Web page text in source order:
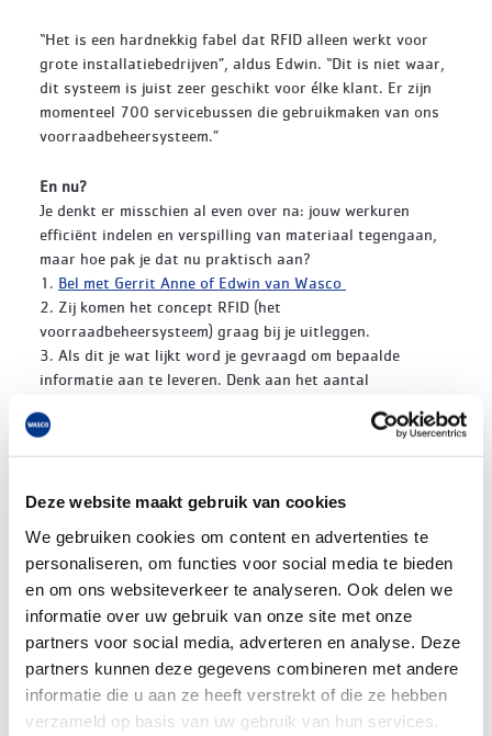
Deze website maakt gebruik van cookies
We gebruiken cookies om content en advertenties te
personaliseren, om functies voor social media te bieden
en om ons websiteverkeer te analyseren. Ook delen we
informatie over uw gebruik van onze site met onze
partners voor social media, adverteren en analyse. Deze
partners kunnen deze gegevens combineren met andere
informatie die u aan ze heeft verstrekt of die ze hebben
verzameld op basis van uw gebruik van hun services.
“Het is een hardnekkig fabel dat RFID alleen werkt voor
grote installatiebedrijven”, aldus Edwin. “Dit is niet waar,
dit systeem is juist zeer geschikt voor élke klant. Er zijn
momenteel 700 servicebussen die gebruikmaken van ons
voorraadbeheersysteem.”
En nu?
Je denkt er misschien al even over na: jouw werkuren
efficiënt indelen en verspilling van materiaal tegengaan,
maar hoe pak je dat nu praktisch aan?
1. Bel met Gerrit Anne of Edwin van Wasco
2. Zij komen het concept RFID (het
voorraadbeheersysteem) graag bij je uitleggen.
3. Als dit je wat lijkt word je gevraagd om bepaalde
informatie aan te leveren. Denk aan het aantal
je nu onderhoud uitvoert.
5. Wasco bouwt de bus van jouw installateur om naar een
6. 2x per jaar is er controle van de busvoorraad en wordt
er advies gedaan wat erin en eruit kan op basis van de
praktijkervaring van de monteur.
7. Er wordt gewerkt met een jaarplanning, dus jouw
service voorraad wordt altijd op tijd aangevuld en
aangepast!
Tekst gaat verder onder de foto's